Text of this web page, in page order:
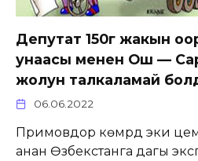
Депутат 150гө жакын
унаасы менен Ош —
жолун талкаламай
06.06.2022
Примовдор көмүрдү эки
анан Өзбекстанга дагы